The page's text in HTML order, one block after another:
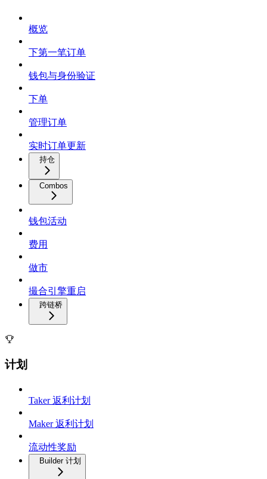
概览
下第一笔订单
钱包与身份验证
下单
管理订单
实时订单更新
持仓
Combos
钱包活动
费用
做市
撮合引擎重启
跨链桥
计划
Taker 返利计划
Maker 返利计划
流动性奖励
Builder 计划